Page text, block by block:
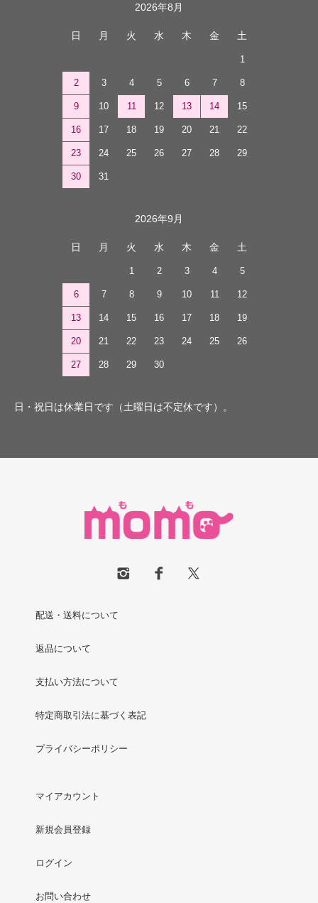
2026年8月
日 月 火 水 木 金 土
1
2 3 4 5 6 7 8
9 10 11 12 13 14 15
16 17 18 19 20 21 22
23 24 25 26 27 28 29
30 31
2026年9月
日 月 火 水 木 金 土
1 2 3 4 5
6 7 8 9 10 11 12
13 14 15 16 17 18 19
20 21 22 23 24 25 26
27 28 29 30
日・祝日は休業日です（土曜日は不定休です）。
配送・送料について
返品について
支払い方法について
特定商取引法に基づく表記
プライバシーポリシー
マイアカウント
新規会員登録
ログイン
お問い合わせ